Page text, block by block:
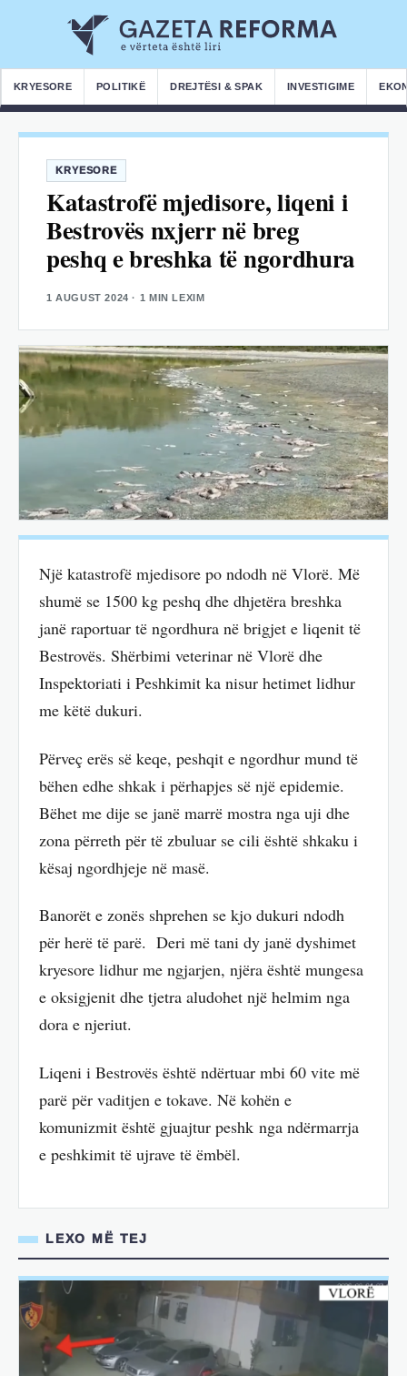
KRYESORE POLITIKË DREJTËSI & SPAK INVESTIGIME
KRYESORE
Katastrofë mjedisore, liqeni i
Bestrovës nxjerr në breg
peshq e breshka të ngordhura
1 AUGUST 2024 · 1 MIN LEXIM
Një katastrofë mjedisore po ndodh në Vlorë. Më
shumë se 1500 kg peshq dhe dhjetëra breshka
janë raportuar të ngordhura në brigjet e liqenit të
Bestrovës. Shërbimi veterinar në Vlorë dhe
Inspektoriati i Peshkimit ka nisur hetimet lidhur
me këtë dukuri.
Përveç erës së keqe, peshqit e ngordhur mund të
bëhen edhe shkak i përhapjes së një epidemie.
Bëhet me dije se janë marrë mostra nga uji dhe
zona përreth për të zbuluar se cili është shkaku i
kësaj ngordhjeje në masë.
Banorët e zonës shprehen se kjo dukuri ndodh
për herë të parë. Deri më tani dy janë dyshimet
kryesore lidhur me ngjarjen, njëra është mungesa
e oksigjenit dhe tjetra aludohet një helmim nga
dora e njeriut.
Liqeni i Bestrovës është ndërtuar mbi 60 vite më
parë për vaditjen e tokave. Në kohën e
komunizmit është gjuajtur peshk nga ndërmarrja
e peshkimit të ujrave të ëmbël.
LEXO MË TEJ